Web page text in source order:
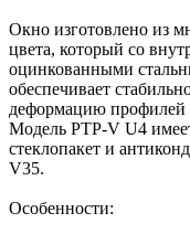
Окно изготовлено из
цвета, который со
оцинкованными
обеспечивает
деформацию профилей
Модель PTP-V U4
стеклопакет и
V35.
Особенности: